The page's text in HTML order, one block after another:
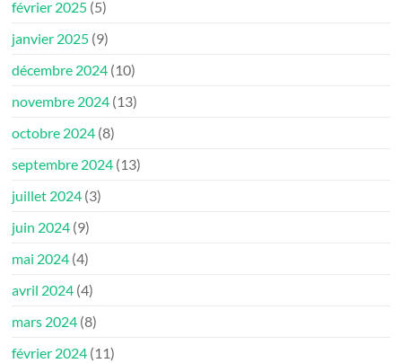
février 2025 (5)
janvier 2025 (9)
décembre 2024 (10)
novembre 2024 (13)
octobre 2024 (8)
septembre 2024 (13)
juillet 2024 (3)
juin 2024 (9)
mai 2024 (4)
avril 2024 (4)
mars 2024 (8)
février 2024 (11)